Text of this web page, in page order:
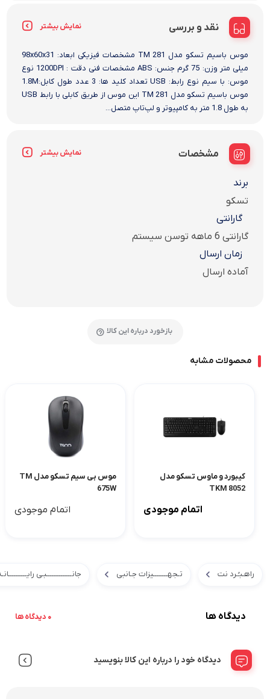
نقد و بررسی نمایش بیشتر
موس باسیم تسکو مدل TM 281 مشخصات فیزیکی ابعاد: 98x60x31
میلی متر وزن: 75 گرم جنس: ABS مشخصات فنی دقت : 1200DPI نوع
موس: با سیم نوع رابط: USB تعداد کلید ها: 3 عدد طول کابل:1.8M
موس باسیم تسکو مدل TM 281 این موس از طریق کابلی با رابط USB
به طول 1.8 متر به کامپیوتر و لپ‌تاپ متصل...
مشخصات نمایش بیشتر
برند
تسکو
گارانتی
گارانتی 6 ماهه توسن سیستم
زمان ارسال
آماده ارسال
بازخورد درباره این کالا
محصولات مشابه
کیبورد و ماوس تسکو مدل
TKM 8052
اتمام موجودی
موس بی سیم تسکو مدل TM
675W
اتمام موجودی
راهـبـُـرد نت تـجهــــــــیزات جـانبی جانــــــــــــــبـی
دیدگاه ها 0 دیدگاه ها
دیدگاه خود را درباره این کالا بنویسید